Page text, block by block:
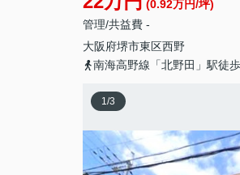
(0.92万円/坪)
管理/共益費 -
大阪府堺市東区西野
南海高野線「北野田」駅徒
1/3